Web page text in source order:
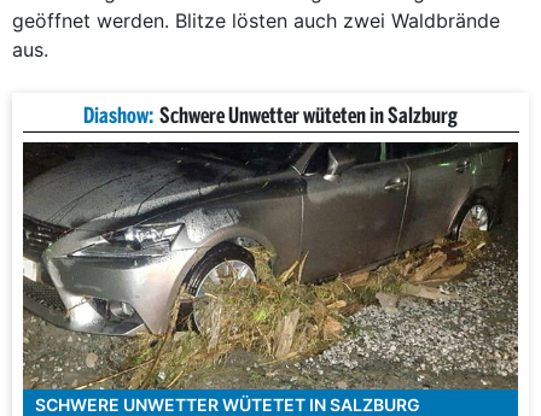
geöffnet werden. Blitze lösten auch zwei Waldbrände
aus.
Diashow: Schwere Unwetter wüteten in Salzburg
SCHWERE UNWETTER WÜTETET IN SALZBURG